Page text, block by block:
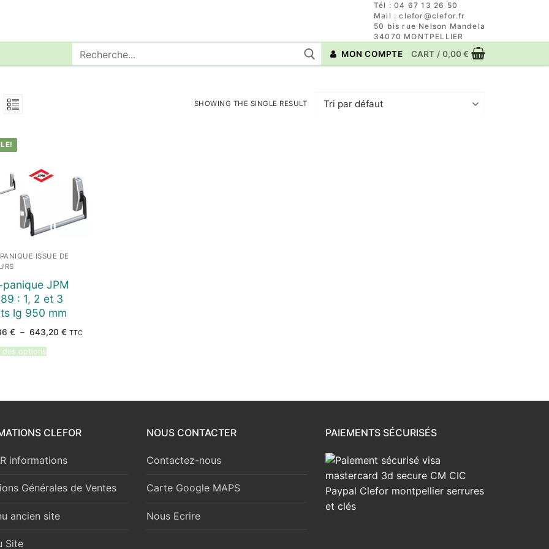
Tél : 04 67 13 26 50
Mail : clefor@clefor.fr
50 bis rue Nelson Mandela
34070 MONTPELLIER
Rechercher
:
MON COMPTE CART / 0,00€
SHOWING THE SINGLE RESULT
ISSUE DE
JPM
89 : 1, 2 et 3
lg 950 mm
€ – 643,20 €Plage
TTC
des options
CLEFOR
informations
Générales de Ventes
ancien site
Site
NOUS CONTACTER
Contactez-nous
Carte Google MAPS
Nous Ecrire
PAIEMENTS SÉCURISÉS